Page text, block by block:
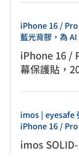
iPhone 16 /
藍光背膠，為
iPhone 16 /
幕保護貼，
imos | eyesafe
iPhone 16 / Pro
imos